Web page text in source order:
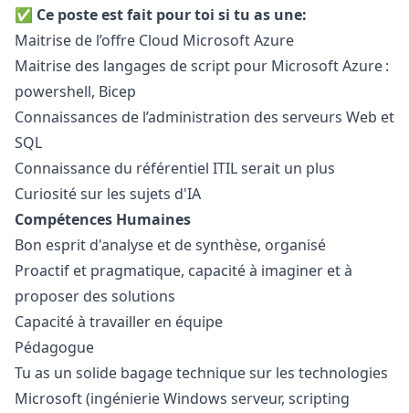
✅ Ce poste est fait pour toi si tu as une:
Maitrise de l’offre Cloud Microsoft Azure
Maitrise des langages de script pour Microsoft Azure :
powershell, Bicep
Connaissances de l’administration des serveurs Web et
SQL
Connaissance du référentiel ITIL serait un plus
Curiosité sur les sujets d'IA
Compétences Humaines
Bon esprit d'analyse et de synthèse, organisé
Proactif et pragmatique, capacité à imaginer et à
proposer des solutions
Capacité à travailler en équipe
Pédagogue
Tu as un solide bagage technique sur les technologies
Microsoft (ingénierie Windows serveur, scripting